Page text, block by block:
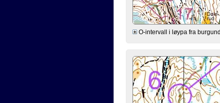
O-intervall i løypa fra